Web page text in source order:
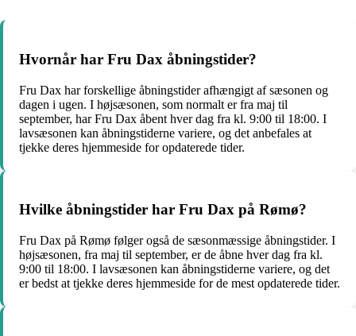
Hvornår har Fru Dax åbningstider?
Fru Dax har forskellige åbningstider afhængigt af sæsonen og
dagen i ugen. I højsæsonen, som normalt er fra maj til
september, har Fru Dax åbent hver dag fra kl. 9:00 til 18:00. I
lavsæsonen kan åbningstiderne variere, og det anbefales at
tjekke deres hjemmeside for opdaterede tider.
Hvilke åbningstider har Fru Dax på Rømø?
Fru Dax på Rømø følger også de sæsonmæssige åbningstider. I
højsæsonen, fra maj til september, er de åbne hver dag fra kl.
9:00 til 18:00. I lavsæsonen kan åbningstiderne variere, og det
er bedst at tjekke deres hjemmeside for de mest opdaterede tider.